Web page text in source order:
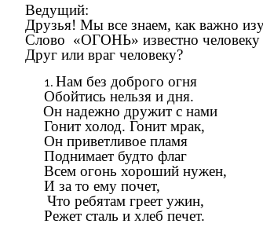
Ведущий:
Друзья! Мы все знаем, как важно
Слово «ОГОНЬ» известно человеку
Друг или враг человеку?
Нам без доброго огня
Обойтись нельзя и дня.
Он надежно дружит с нами
Гонит холод. Гонит мрак,
Он приветливое пламя
Поднимает будто флаг
Всем огонь хороший нужен,
И за то ему почет,
Что ребятам греет ужин,
Режет сталь и хлеб печет.